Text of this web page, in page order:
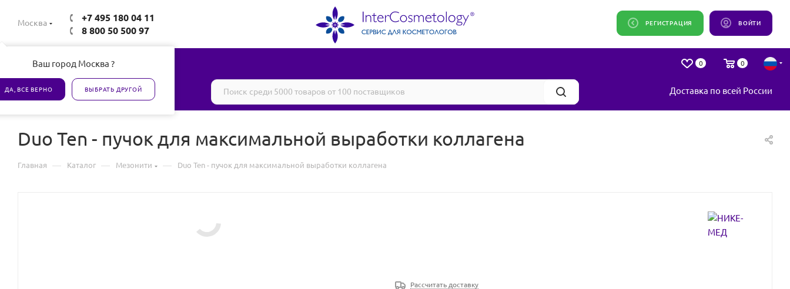
Москва
Ваш город Москва ?
ДА, ВСЕ ВЕРНО ВЫБРАТЬ ДРУГОЙ
+7 495 180 04 11
8 800 50 500 97
ВОЙТИ
РЕГИСТРАЦИЯ
0 0
Все товары сертифицированы Доставка по всей России
Duo Ten - пучок для максимальной выработки коллагена
Главная — Каталог — Мезонити — Duo Ten - пучок для максимальной выработки коллагена
Рассчитать доставку